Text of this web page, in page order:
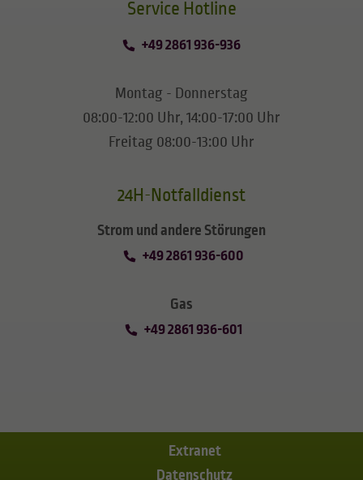
​​​​​​​Service Hotline
+49 2861 936-936
Montag - Donnerstag
08:00-12:00 Uhr, 14:00-17:00 Uhr
Freitag 08:00-13:00 Uhr
24H-Notfalldienst
Strom und andere Störungen
+49 2861 936-600
Gas
+49 2861 936-601
Extranet
Datenschutz